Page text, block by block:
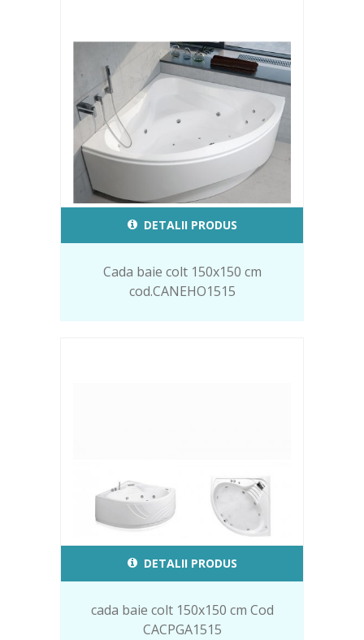
DETALII PRODUS
Cada baie colt 150x150 cm
cod.CANEHO1515
DETALII PRODUS
cada baie colt 150x150 cm Cod
CACPGA1515